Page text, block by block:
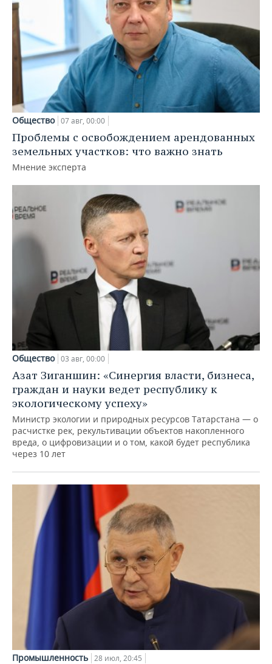
Общество 07 авг, 00:00
Проблемы с освобождением арендованных
земельных участков: что важно знать
Мнение эксперта
Общество 03 авг, 00:00
Азат Зиганшин: «Синергия власти, бизнеса,
граждан и науки ведет республику к
экологическому успеху»
Министр экологии и природных ресурсов Татарстана — о
расчистке рек, рекультивации объектов накопленного
вреда, о цифровизации и о том, какой будет республика
через 10 лет
Промышленность 28 июл, 20:45